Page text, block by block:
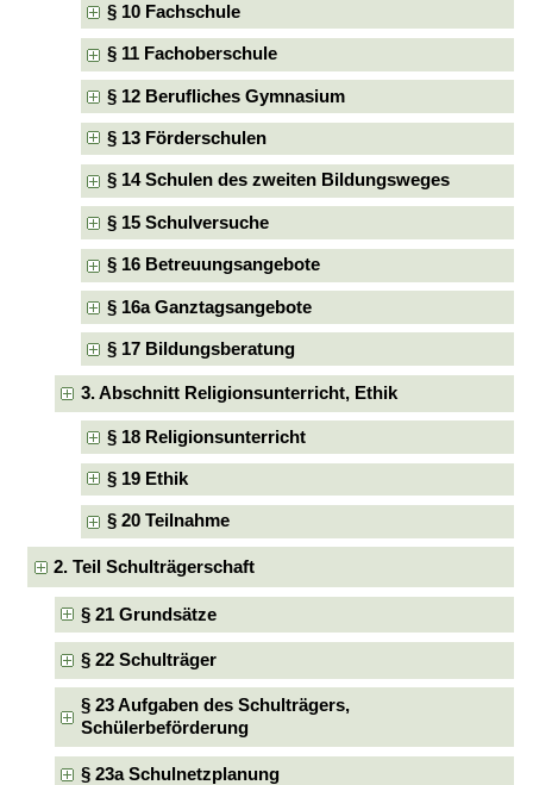
§ 10 Fachschule
§ 11 Fachoberschule
§ 12 Berufliches Gymnasium
§ 13 Förderschulen
§ 14 Schulen des zweiten Bildungsweges
§ 15 Schulversuche
§ 16 Betreuungsangebote
§ 16a Ganztagsangebote
§ 17 Bildungsberatung
3. Abschnitt Religionsunterricht, Ethik
§ 18 Religionsunterricht
§ 19 Ethik
§ 20 Teilnahme
2. Teil Schulträgerschaft
§ 21 Grundsätze
§ 22 Schulträger
§ 23 Aufgaben des Schulträgers,
Schülerbeförderung
§ 23a Schulnetzplanung